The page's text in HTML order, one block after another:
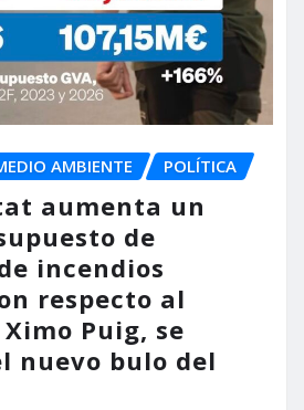
AMBIENTE POLÍTICA
aumenta un
de
incendios
respecto al
Puig, se
nuevo bulo del